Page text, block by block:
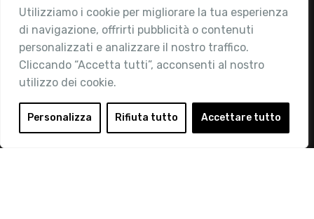
Utilizziamo i cookie per migliorare la tua esperienza
di navigazione, offrirti pubblicità o contenuti
personalizzati e analizzare il nostro traffico.
Cliccando “Accetta tutti”, acconsenti al nostro
utilizzo dei cookie.
Personalizza Rifiuta tutto Accettare tutto
Chi siamo
Attività
Contatti
Area Riservata
Login
Diventa Socio